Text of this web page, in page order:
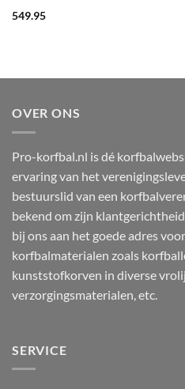
549.95
OVER ONS
Pro-korfbal.nl is dé
ervaring van het
bestuurslid van een
bekend om zijn
bij ons aan het goede adres
korfbalmaterialen zoals
kunststofkorven in diverse
verzorgingsmaterialen, etc.
SERVICE